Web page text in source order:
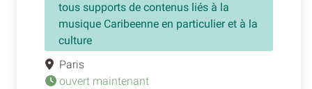
tous supports de contenus liés à la
musique Caribeenne en particulier et à la
culture
Paris
ouvert maintenant